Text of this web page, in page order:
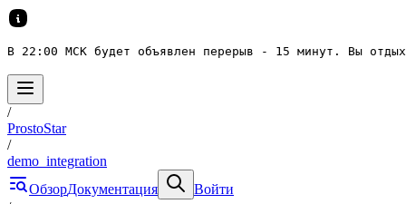
В 22:00 МСК будет объявлен перерыв - 15 минут. Вы
/
ProstoStar
/
demo_integration
ОбзорДокументация
Войти